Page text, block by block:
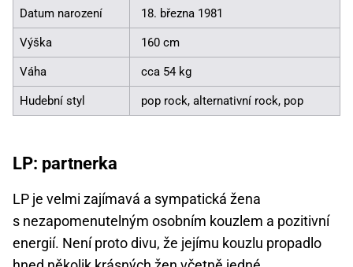
Datum narození 18. března 1981
Výška 160 cm
Váha cca 54 kg
Hudební styl pop rock, alternativní rock, pop
LP: partnerka
LP je velmi zajímavá a sympatická žena
s nezapomenutelným osobním kouzlem a pozitivní
energií. Není proto divu, že jejímu kouzlu propadlo